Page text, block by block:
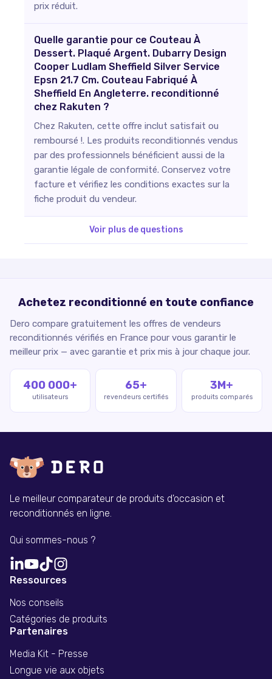
prix réduit.
Quelle garantie pour ce Couteau À
Dessert. Plaqué Argent. Dubarry Design
Cooper Ludlam Sheffield Silver Service
Epsn 21.7 Cm. Couteau Fabriqué À
Sheffield En Angleterre. reconditionné
chez Rakuten ?
Chez Rakuten, cette offre inclut satisfait ou
remboursé !. Les produits reconditionnés vendus
par des professionnels bénéficient aussi de la
garantie légale de conformité. Conservez votre
facture et vérifiez les conditions exactes sur la
fiche produit du vendeur.
Voir plus de questions
Achetez reconditionné en toute confiance
Dero compare gratuitement les offres de vendeurs
reconditionnés vérifiés en France pour vous garantir le
meilleur prix — avec garantie et prix mis à jour chaque jour.
400 000+
utilisateurs
65+
revendeurs certifiés
3M+
produits comparés
Le meilleur comparateur de produits d'occasion et
reconditionnés en ligne.
Qui sommes-nous ?
Ressources
Nos conseils
Catégories de produits
Partenaires
Media Kit - Presse
Longue vie aux objets